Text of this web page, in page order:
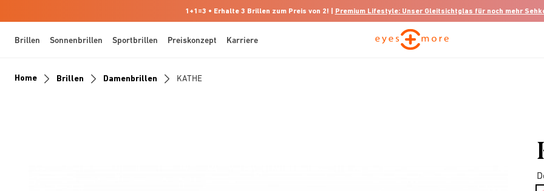
1+1=3 • Erhalte 3 Brillen zum Preis von 2! | Premium Lifestyle: Unser Gleitsichtglas für noch mehr
Brillen Sonnenbrillen Sportbrillen Preiskonzept Karriere
Home Brillen Damenbrillen KATHE